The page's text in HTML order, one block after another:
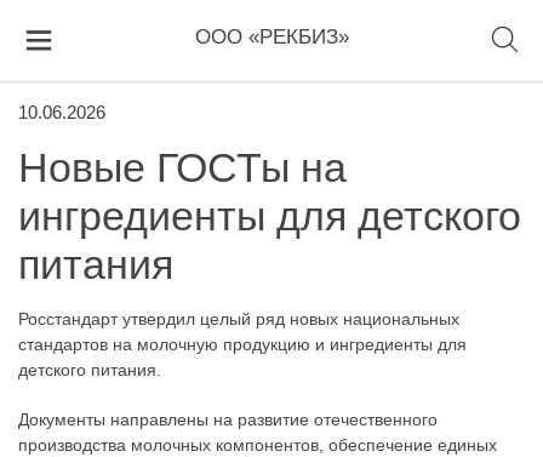
ООО «РЕКБИЗ»
10.06.2026
Новые ГОСТы на
ингредиенты для детского
питания
Росстандарт утвердил целый ряд новых национальных
стандартов на молочную продукцию и ингредиенты для
детского питания.
Документы направлены на развитие отечественного
производства молочных компонентов, обеспечение единых